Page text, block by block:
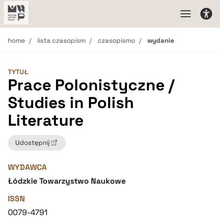
home lista czasopism czasopismo wydanie
TYTUŁ
Prace Polonistyczne /
Studies in Polish
Literature
Udostępnij
WYDAWCA
Łódzkie Towarzystwo Naukowe
ISSN
0079-4791